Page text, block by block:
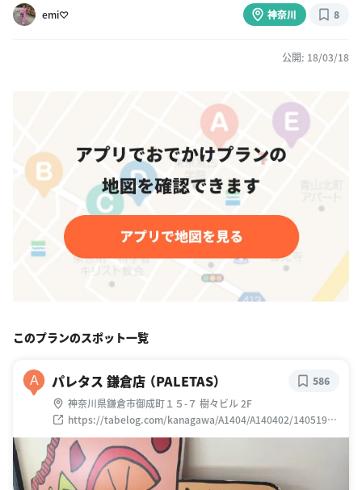
emi♡
神奈川 8
公開: 18/03/18
このプランのスポット一覧
A パレタス 鎌倉店 （PALETAS）
神奈川県鎌倉市御成町１５-７ 樹々ビル 2F
https://tabelog.com/kanagawa/A1404/A140402/14051902
/
586